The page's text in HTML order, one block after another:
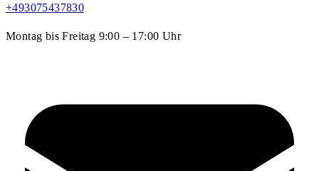
+493075437830
Montag bis Freitag 9:00 – 17:00 Uhr